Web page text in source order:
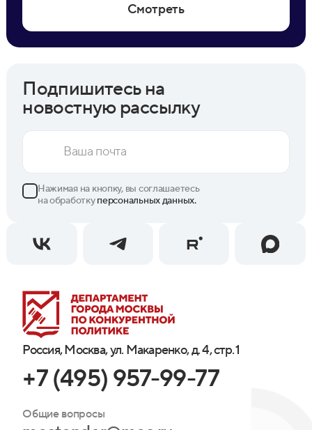
Смотреть
Россия, Москва, ул. Макаренко, д. 4, стр. 1
+7 (495) 957-99-77
Общие вопросы
Подпишитесь на
новостную рассылку
Нажимая на кнопку, вы соглашаетесь
на обработкуперсональных данных.